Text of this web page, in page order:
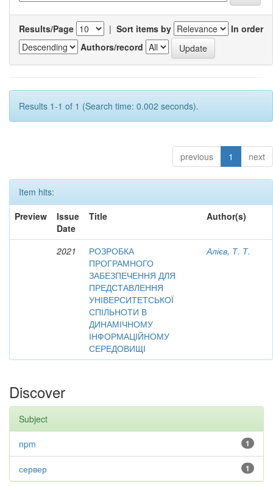
Results/Page | Sort items by
In order
Authors/record
Results 1-1 of 1 (Search time: 0.002 seconds).
previous 1 next
Item hits:
Preview
Issue
Date
Title Author(s)
2021
РОЗРОБКА
ПРОГРАМНОГО
ЗАБЕЗПЕЧЕННЯ ДЛЯ
ПРЕДСТАВЛЕННЯ
УНІВЕРСИТЕТСЬКОЇ
СПІЛЬНОТИ В
ДИНАМІЧНОМУ
ІНФОРМАЦІЙНОМУ
СЕРЕДОВИЩІ
Алієв, Т. Т.
Discover
Subject
1
npm
1
сервер